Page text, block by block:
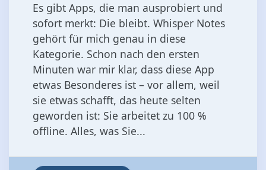
Es gibt Apps, die man ausprobiert und
sofort merkt: Die bleibt. Whisper Notes
gehört für mich genau in diese
Kategorie. Schon nach den ersten
Minuten war mir klar, dass diese App
etwas Besonderes ist – vor allem, weil
sie etwas schafft, das heute selten
geworden ist: Sie arbeitet zu 100 %
offline. Alles, was Sie...